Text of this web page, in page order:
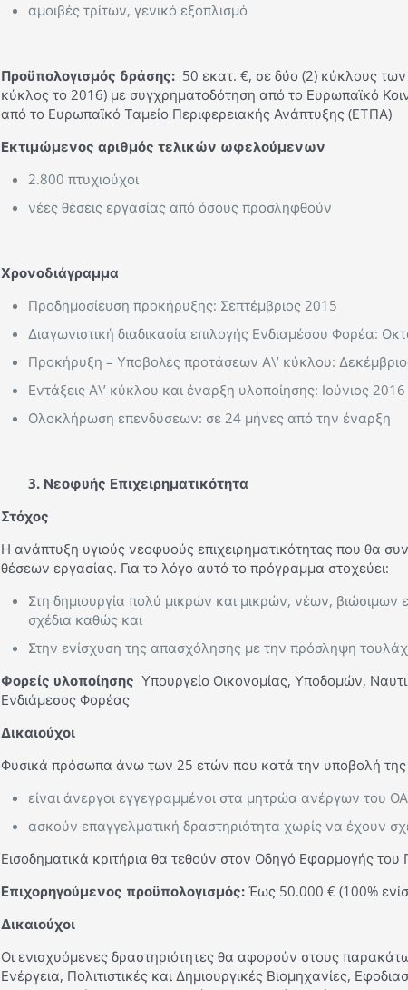
αμοιβές τρίτων, γενικό εξοπλισμό
Προϋπολογισμός δράσης: 50 εκατ. €, σε δύο (2) κύκλους
κύκλος το 2016) με συγχρηματοδότηση από το Ευρωπαϊκό
από το Ευρωπαϊκό Ταμείο Περιφερειακής Ανάπτυξης (ΕΤΠΑ)
Εκτιμώμενος αριθμός τελικών ωφελούμενων
2.800 πτυχιούχοι
νέες θέσεις εργασίας από όσους προσληφθούν
Χρονοδιάγραμμα
Προδημοσίευση προκήρυξης: Σεπτέμβριος 2015
Διαγωνιστική διαδικασία επιλογής Ενδιαμέσου Φορέα:
Προκήρυξη – Υποβολές προτάσεων Α\’ κύκλου:
Εντάξεις Α\’ κύκλου και έναρξη υλοποίησης: Ιούνιος 2016
Ολοκλήρωση επενδύσεων: σε 24 μήνες από την έναρξη
3. Νεοφυής Επιχειρηματικότητα
Στόχος
Η ανάπτυξη υγιούς νεοφυούς επιχειρηματικότητας που θα
θέσεων εργασίας. Για το λόγο αυτό το πρόγραμμα στοχεύει:
Στη δημιουργία πολύ μικρών και μικρών, νέων,
σχέδια καθώς και
Στην ενίσχυση της απασχόλησης με την πρόσληψη
Φορείς υλοποίησης Υπουργείο Οικονομίας, Υποδομών,
Ενδιάμεσος Φορέας
Δικαιούχοι
Φυσικά πρόσωπα άνω των 25 ετών που κατά την υποβολή της
είναι άνεργοι εγγεγραμμένοι στα μητρώα ανέργων του
ασκούν επαγγελματική δραστηριότητα χωρίς να έχουν
Εισοδηματικά κριτήρια θα τεθούν στον Οδηγό Εφαρμογής
Επιχορηγούμενος προϋπολογισμός: Έως 50.000 € (100%
Δικαιούχοι
Οι ενισχυόμενες δραστηριότητες θα αφορούν στους
Ενέργεια, Πολιτιστικές και Δημιουργικές Βιομηχανίες,